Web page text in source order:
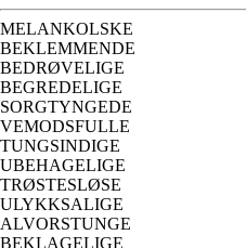
MELANKOLSKE
BEKLEMMENDE
BEDRØVELIGE
BEGREDELIGE
SORGTYNGEDE
VEMODSFULLE
TUNGSINDIGE
UBEHAGELIGE
TRØSTESLØSE
ULYKKSALIGE
ALVORSTUNGE
BEKLAGELIGE